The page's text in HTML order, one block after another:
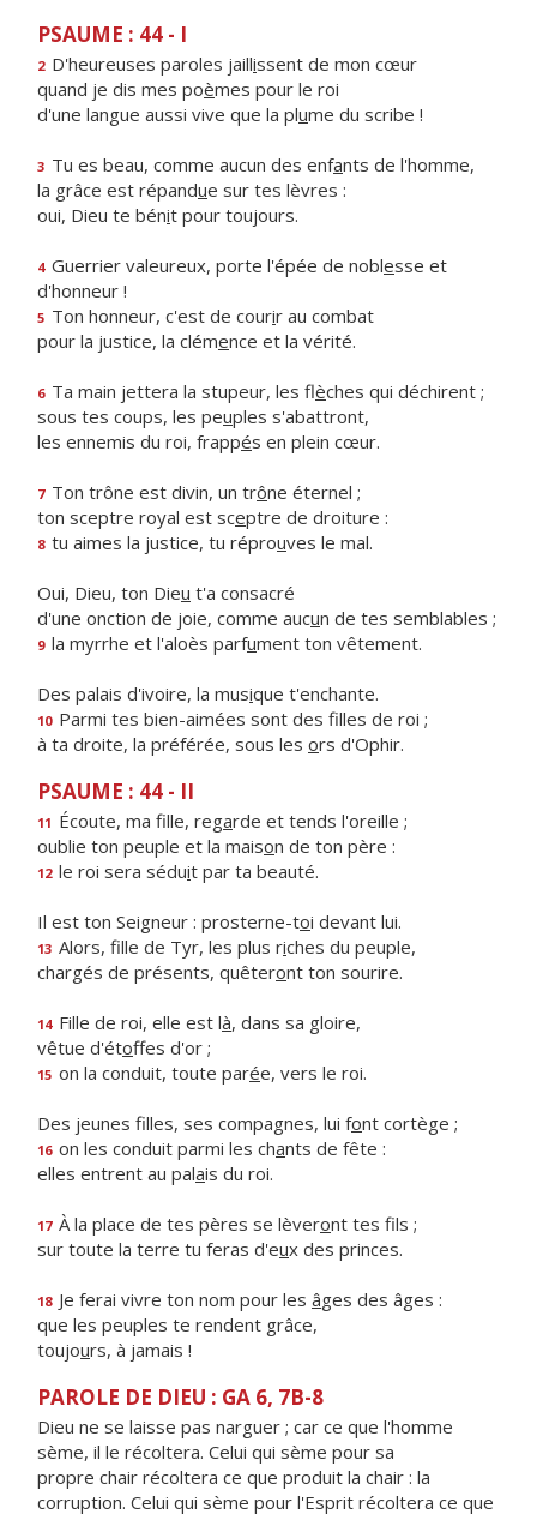
PSAUME : 44 - I
2 D'heureuses paroles jaillissent de mon cœur
quand je dis mes poèmes pour le roi
d'une langue aussi vive que la plume du scribe !
3 Tu es beau, comme aucun des enfants de l'homme,
la grâce est répandue sur tes lèvres :
oui, Dieu te bénit pour toujours.
4 Guerrier valeureux, porte l'épée de noblesse et
d'honneur !
5 Ton honneur, c'est de courir au combat
pour la justice, la clémence et la vérité.
6 Ta main jettera la stupeur, les flèches qui déchirent ;
sous tes coups, les peuples s'abattront,
les ennemis du roi, frappés en plein cœur.
7 Ton trône est divin, un trône éternel ;
ton sceptre royal est sceptre de droiture :
8 tu aimes la justice, tu réprouves le mal.
Oui, Dieu, ton Dieu t'a consacré
d'une onction de joie, comme aucun de tes semblables ;
9 la myrrhe et l'aloès parfument ton vêtement.
Des palais d'ivoire, la musique t'enchante.
10 Parmi tes bien-aimées sont des flles de roi ;
à ta droite, la préférée, sous les ors d'Ophir.
PSAUME : 44 - II
11 Écoute, ma fille, regarde et tends l'oreille ;
oublie ton peuple et la maison de ton père :
12 le roi sera séduit par ta beauté.
Il est ton Seigneur : prosterne-toi devant lui.
13 Alors, fille de Tyr, les plus riches du peuple,
chargés de présents, quêteront ton sourire.
14 Fille de roi, elle est là, dans sa gloire,
vêtue d'étoffes d'or ;
15 on la conduit, toute parée, vers le roi.
Des jeunes filles, ses compagnes, lui font cortège ;
16 on les conduit parmi les chants de fête :
elles entrent au palais du roi.
17 À la place de tes pères se lèveront tes fils ;
sur toute la terre tu feras d'eux des princes.
18 Je ferai vivre ton nom pour les âges des âges :
que les peuples te rendent grâce,
toujours, à jamais !
PAROLE DE DIEU : GA 6, 7B-8
Dieu ne se laisse pas narguer ; car ce que l'homme
sème, il le récoltera. Celui qui sème pour sa
propre chair récoltera ce que produit la chair : la
corruption. Celui qui sème pour l'Esprit récoltera ce que